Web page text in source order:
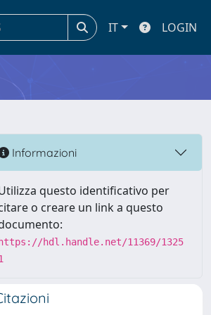
IT LOGIN
Informazioni
questo identificativo per
o creare un link a questo
https://hdl.handle.net/11369/1325